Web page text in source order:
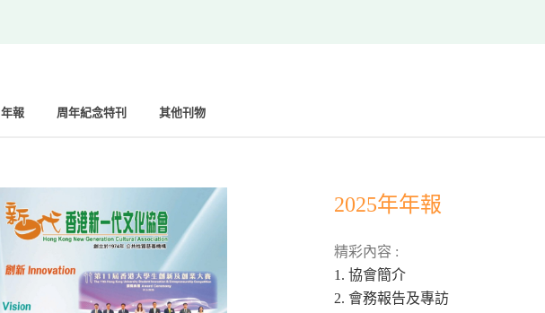
年報 周年紀念特刊 其他刊物
2025年年報
精彩內容 :
1. 協會簡介
2. 會務報告及專訪